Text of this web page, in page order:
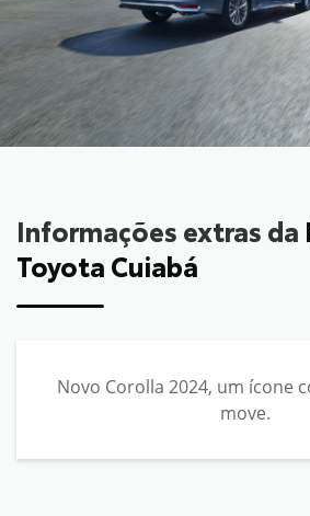
Informações extras da
Toyota Cuiabá
Novo Corolla 2024, um ícone
move.